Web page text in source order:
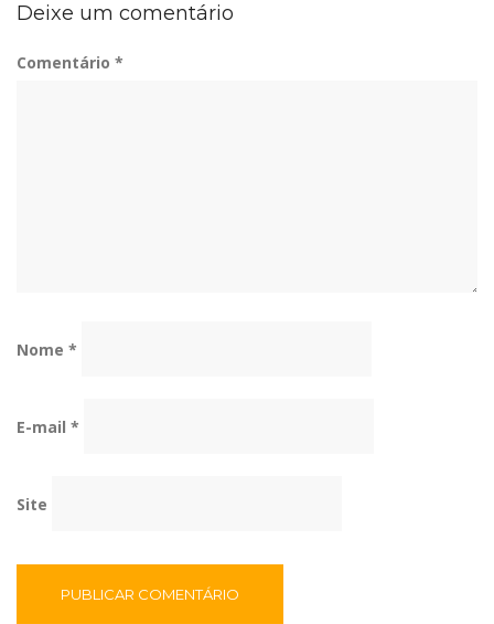
Deixe um comentário
Comentário *
Nome *
E-mail *
Site